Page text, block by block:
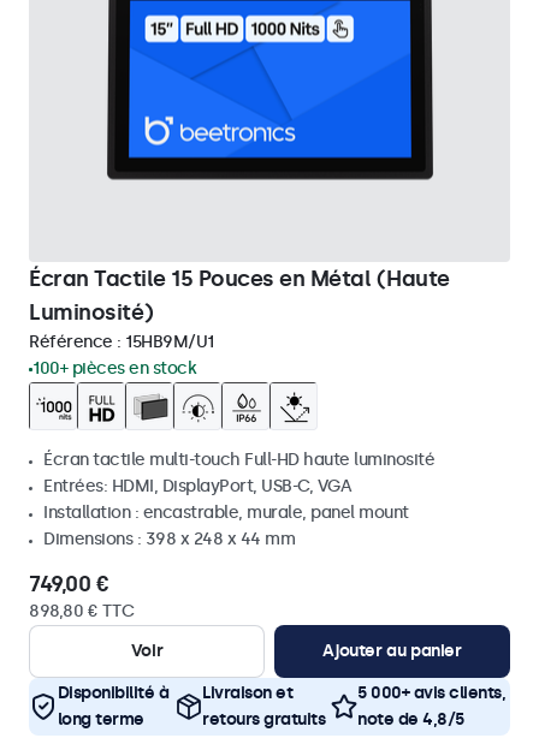
Écran Tactile 15 Pouces en Métal (Haute
Luminosité)
Référence : 15HB9M/U1
100+ pièces en stock
Écran tactile multi-touch Full-HD haute luminosité
Entrées: HDMI, DisplayPort, USB-C, VGA
Installation : encastrable, murale, panel mount
Dimensions : 398 x 248 x 44 mm
749,00 €
898,80 € TTC
Voir
Ajouter au panier
Disponibilité à
long terme
Livraison et
retours gratuits
5 000+ avis clients,
note de 4,8/5